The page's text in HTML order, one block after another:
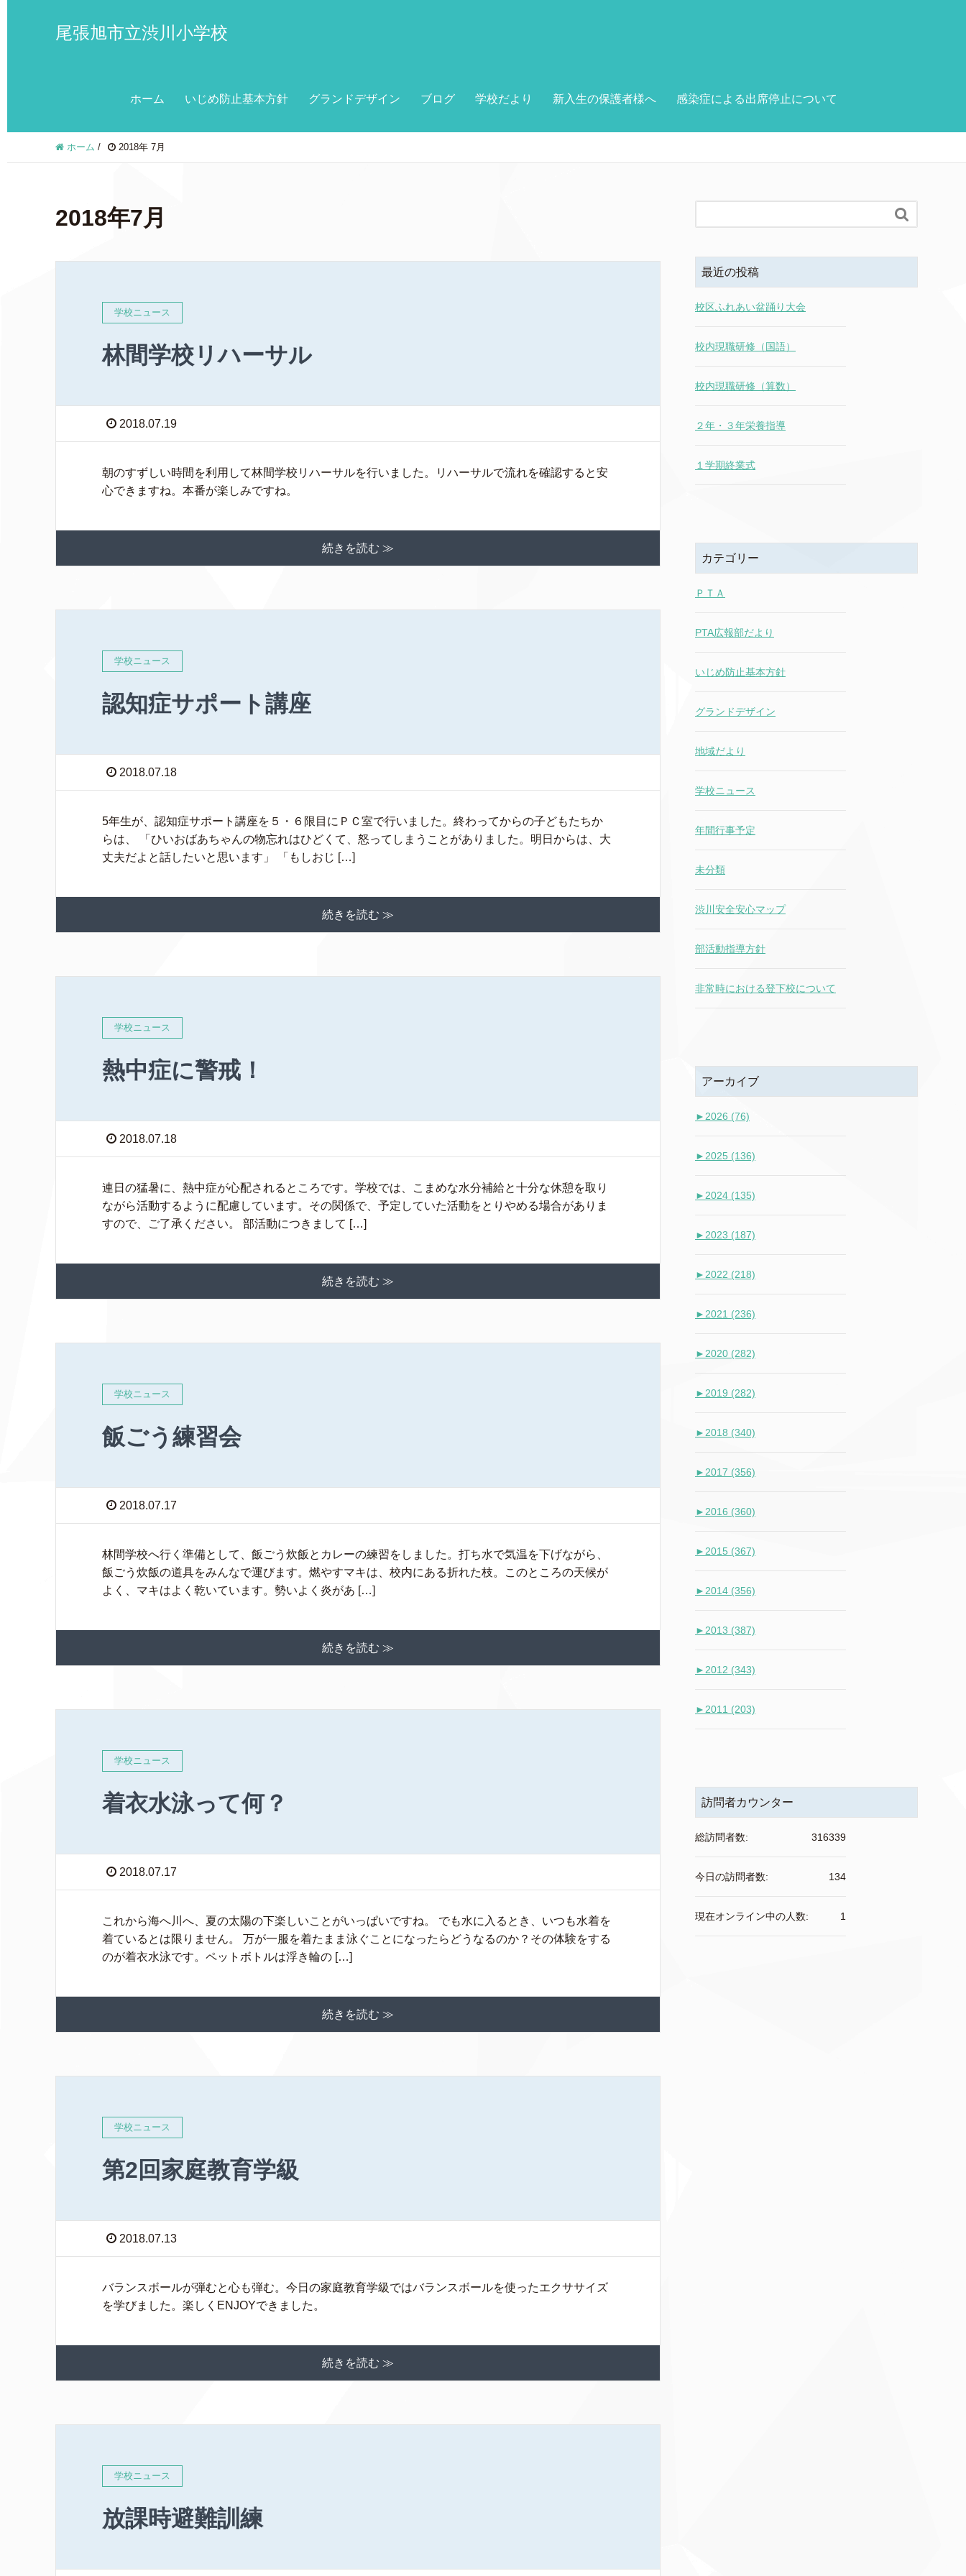
尾張旭市立渋川小学校
ホーム いじめ防止基本方針 グランドデザイン ブログ 学校だより 新入生の保護者様へ 感染症による出席停止について
ホーム / 2018年 7月
2018年7月
学校ニュース
林間学校リハーサル
2018.07.19
朝のすずしい時間を利用して林間学校リハーサルを行いました。リハーサルで流れを確認すると安
心できますね。本番が楽しみですね。
続きを読む ≫
学校ニュース
認知症サポート講座
2018.07.18
5年生が、認知症サポート講座を５・６限目にＰＣ室で行いました。終わってからの子どもたちか
らは、 「ひいおばあちゃんの物忘れはひどくて、怒ってしまうことがありました。明日からは、大
丈夫だよと話したいと思います」 「もしおじ […]
続きを読む ≫
学校ニュース
熱中症に警戒！
2018.07.18
連日の猛暑に、熱中症が心配されるところです。学校では、こまめな水分補給と十分な休憩を取り
ながら活動するように配慮しています。その関係で、予定していた活動をとりやめる場合がありま
すので、ご了承ください。 部活動につきまして […]
続きを読む ≫
学校ニュース
飯ごう練習会
2018.07.17
林間学校へ行く準備として、飯ごう炊飯とカレーの練習をしました。打ち水で気温を下げながら、
飯ごう炊飯の道具をみんなで運びます。燃やすマキは、校内にある折れた枝。このところの天候が
よく、マキはよく乾いています。勢いよく炎があ […]
続きを読む ≫
学校ニュース
着衣水泳って何？
2018.07.17
これから海へ川へ、夏の太陽の下楽しいことがいっぱいですね。 でも水に入るとき、いつも水着を
着ているとは限りません。 万が一服を着たまま泳ぐことになったらどうなるのか？その体験をする
のが着衣水泳です。ペットボトルは浮き輪の […]
続きを読む ≫
学校ニュース
第2回家庭教育学級
2018.07.13
バランスボールが弾むと心も弾む。今日の家庭教育学級ではバランスボールを使ったエクササイズ
を学びました。楽しくENJOYできました。
続きを読む ≫
学校ニュース
放課時避難訓練

最近の投稿
校区ふれあい盆踊り大会
校内現職研修（国語）
校内現職研修（算数）
２年・３年栄養指導
１学期終業式
カテゴリー
ＰＴＡ
PTA広報部だより
いじめ防止基本方針
グランドデザイン
地域だより
学校ニュース
年間行事予定
未分類
渋川安全安心マップ
部活動指導方針
非常時における登下校について
アーカイブ
► 2026 (76)
► 2025 (136)
► 2024 (135)
► 2023 (187)
► 2022 (218)
► 2021 (236)
► 2020 (282)
► 2019 (282)
► 2018 (340)
► 2017 (356)
► 2016 (360)
► 2015 (367)
► 2014 (356)
► 2013 (387)
► 2012 (343)
► 2011 (203)
訪問者カウンター
316339
総訪問者数:
134
今日の訪問者数:
1
現在オンライン中の人数: